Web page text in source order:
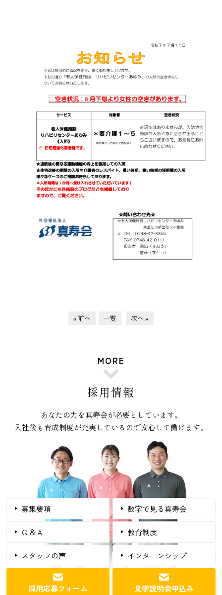
« 前へ 一覧 次へ »
MORE
採用情報
あなたの力を真寿会が必要としています。
入社後も育成制度が充実しているので安心して働けます。
募集要項 数字で見る真寿会
Ｑ＆Ａ 教育制度
スタッフの声 インターンシップ
採用応募フォーム 見学説明会申込み